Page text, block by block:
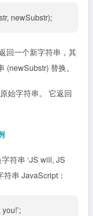
newSubstr);
回一个新字符串，其
(newSubstr) 替换。
始字符串。 它返回
符串 ‘JS will, JS
串 JavaScript：